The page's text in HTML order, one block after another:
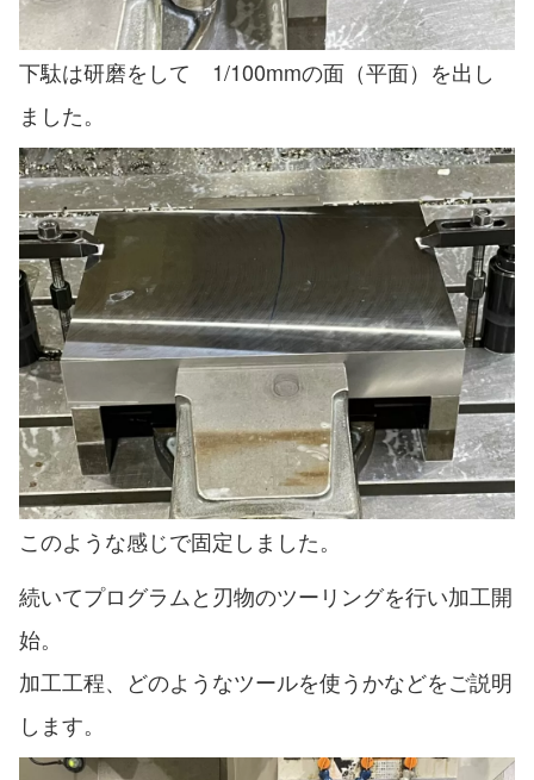
下駄は研磨をして 1/100mmの面（平面）を出し
ました。
このような感じで固定しました。
続いてプログラムと刃物のツーリングを行い加工開
始。
加工工程、どのようなツールを使うかなどをご説明
します。